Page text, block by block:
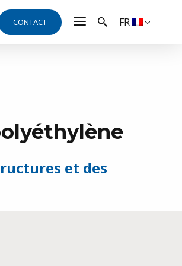
CONTACT FR
et des